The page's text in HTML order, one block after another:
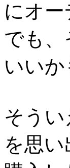
にオ
でも
いいか
そう
を思